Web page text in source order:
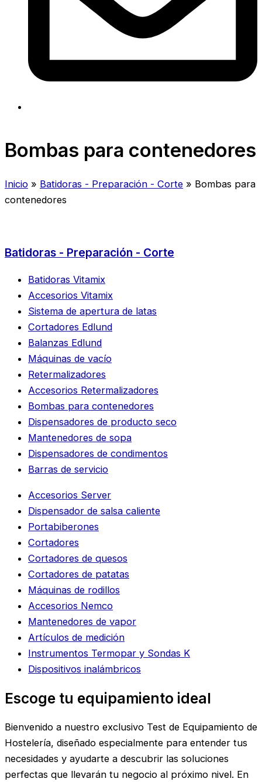
Bombas para contenedores
Inicio » Batidoras - Preparación - Corte » Bombas para
contenedores
Batidoras - Preparación - Corte
Batidoras Vitamix
Accesorios Vitamix
Sistema de apertura de latas
Cortadores Edlund
Balanzas Edlund
Máquinas de vacío
Retermalizadores
Accesorios Retermalizadores
Bombas para contenedores
Dispensadores de producto seco
Mantenedores de sopa
Dispensadores de condimentos
Barras de servicio
Accesorios Server
Dispensador de salsa caliente
Portabiberones
Cortadores
Cortadores de quesos
Cortadores de patatas
Máquinas de rodillos
Accesorios Nemco
Mantenedores de vapor
Artículos de medición
Instrumentos Termopar y Sondas K
Dispositivos inalámbricos
Escoge tu equipamiento ideal
Bienvenido a nuestro exclusivo Test de Equipamiento de
Hostelería, diseñado especialmente para entender tus
necesidades y ayudarte a descubrir las soluciones
perfectas que llevarán tu negocio al próximo nivel. En